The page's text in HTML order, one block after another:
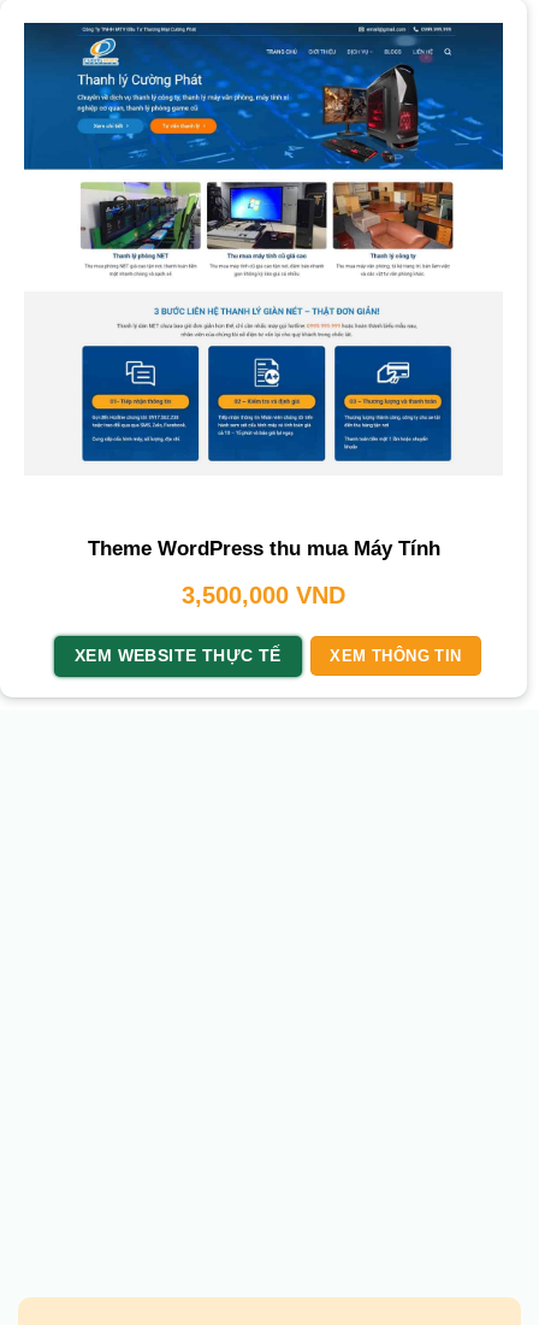
Theme WordPress thu mua Máy Tính
3,500,000 VND
XEM WEBSITE THỰC TẾ XEM THÔNG TIN